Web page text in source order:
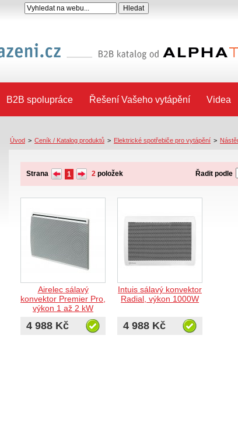
B2B spolupráce Řešení Vašeho vytápění Videa
Úvod > Ceník / Katalog produktů > Elektrické spotřebiče pro vytápění >
Strana 1 2 položek Řadit podle
Airelec sálavý
konvektor Premier Pro,
výkon 1 až 2 kW
4 988 Kč
Intuis sálavý konvektor
Radial, výkon 1000W
4 988 Kč